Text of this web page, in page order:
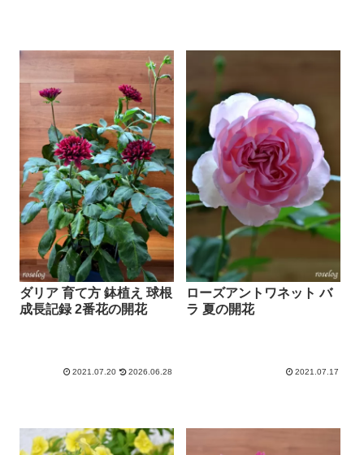
ダリア 育て方 鉢植え 球根
成長記録 2番花の開花
2021.07.20 2026.06.28
ローズアントワネット バ
ラ 夏の開花
2021.07.17